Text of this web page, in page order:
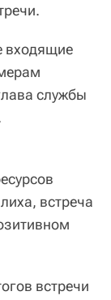
входящие
службы
встреча
встречи